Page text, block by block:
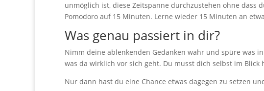
unmöglich ist, diese Zeitspanne durchzustehen ohne dass
Pomodoro auf 15 Minuten. Lerne wieder 15 Minuten an
Was genau passiert in dir?
Nimm deine ablenkenden Gedanken wahr und spüre was
was da wirklich vor sich geht. Du musst dich selbst im
Nur dann hast du eine Chance etwas dagegen zu setzen